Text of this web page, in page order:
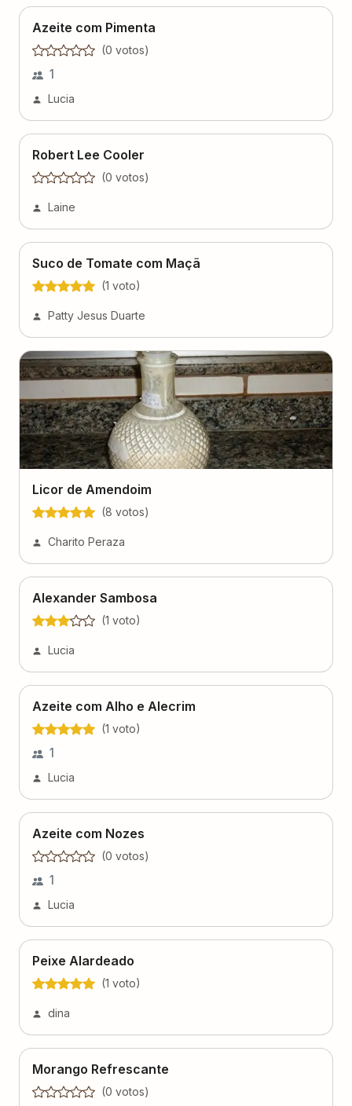
Azeite com Pimenta
0votos)
1
Lucia
Robert Lee Cooler
(0votos
Laine
Suco de Tomate com Maçã
(1voto )
Patty Jesus Duarte
Licor de Amendoim
(8votos)
Charito Peraza
Alexander Sambosa
(1voto)
Lucia
Azeite com Alho e Alecrim
1voto )
1
Lucia
Azeite com Nozes
0votos
1
Lucia
Peixe Alardeado
(1voto
dina
Morango Refrescante
(0votos)
Graciele